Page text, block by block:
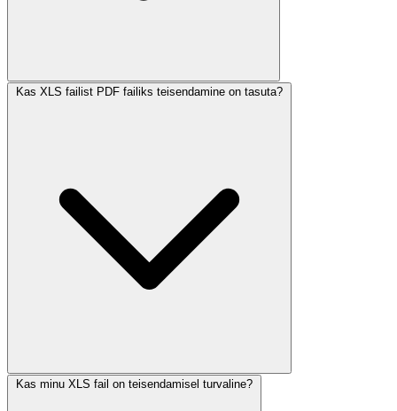
Kas XLS failist PDF failiks teisendamine on tasuta?
Kas minu XLS fail on teisendamisel turvaline?